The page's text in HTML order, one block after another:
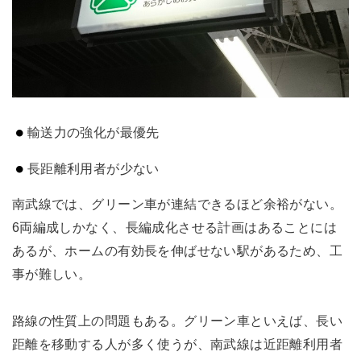
輸送力の強化が最優先
長距離利用者が少ない
南武線では、グリーン車が連結できるほど余裕がない。
6両編成しかなく、長編成化させる計画はあることには
あるが、ホームの有効長を伸ばせない駅があるため、工
事が難しい。
路線の性質上の問題もある。グリーン車といえば、長い
距離を移動する人が多く使うが、南武線は近距離利用者